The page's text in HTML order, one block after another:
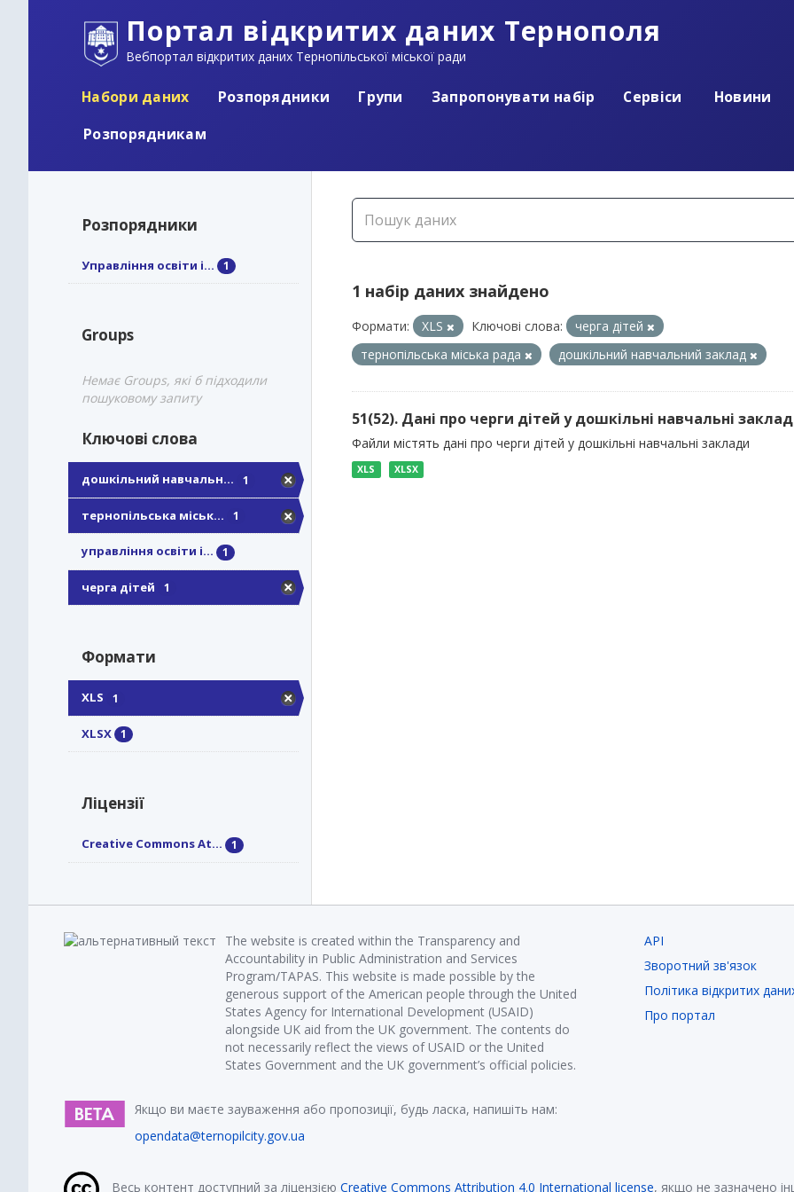
Портал відкритих даних Тернополя
Вебпортал відкритих даних Тернопільської міської ради
Набори даних Розпорядники Групи Запропонувати набір Сервіси
Новини
Розпорядникам
Розпорядники
Управління освіти і... 1
Groups
Немає Groups, які б підходили
пошуковому запиту
Ключові слова
дошкільний навчальн... 1
тернопільська міськ... 1
управління освіти і... 1
черга дітей 1
Формати
XLS 1
XLSX 1
Ліцензії
Creative Commons At... 1
1 набір даних знайдено
Формати: XLS Ключові слова:
черга дітей
тернопільська міська рада
дошкільний навчальний заклад
51(52). Дані про черги дітей у дошкільні навчальні
Файли містять дані про черги дітей у дошкільні навчальні заклади
XLS XLSX
The website is created within the Transparency and
Accountability in Public Administration and Services
Program/TAPAS. This website is made possible by the
generous support of the American people through the United
States Agency for International Development (USAID)
alongside UK aid from the UK government. The contents do
not necessarily reflect the views of USAID or the United
States Government and the UK government’s official policies.
Якщо ви маєте зауваження або пропозиції, будь ласка, напишіть нам:
opendata@ternopilcity.gov.ua
API
Зворотний зв'язок
Політика відкритих
Про портал
Весь контент доступний за ліцензією Creative Commons Attribution 4.0 International license, якщо не зазначено